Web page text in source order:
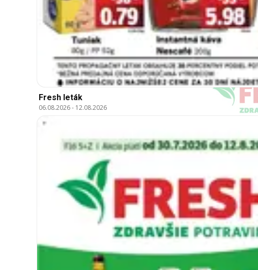
Fresh leták
06.08.2026- 12.08.2026